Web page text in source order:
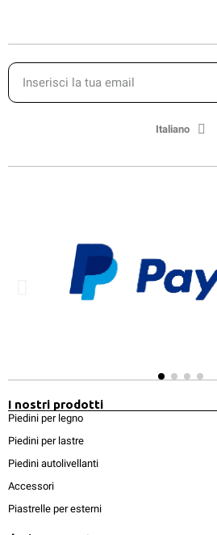
Italiano
I nostri prodotti
Piedini per legno
Piedini per lastre
Piedini autolivellanti
Accessori
Piastrelle per esterni